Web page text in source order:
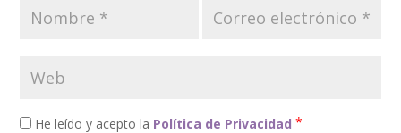
He leído y acepto la Política de Privacidad *